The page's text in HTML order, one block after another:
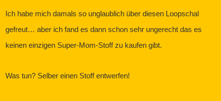
Ich habe mich damals so unglaublich über diesen Loopschal
gefreut… aber ich fand es dann schon sehr ungerecht das es
keinen einzigen Super-Mom-Stoff zu kaufen gibt.
Was tun? Selber einen Stoff entwerfen!